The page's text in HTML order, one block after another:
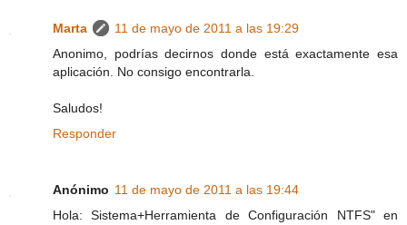
Marta
11 de mayo de 2011 a las 19:29
Anonimo, podrías decirnos donde está exactamente esa
aplicación. No consigo encontrarla.
Saludos!
Responder
Anónimo 11 de mayo de 2011 a las 19:44
Hola: Sistema+Herramienta de Configuración NTFS" en